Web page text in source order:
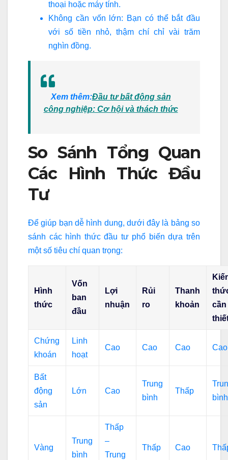
thoại hoặc máy tính.
Không cần vốn lớn: Bạn có thể bắt đầu
với số tiền nhỏ, thậm chí chỉ vài trăm
nghìn đồng.
Xem thêm:Đầu tư bất động sản
công nghiệp: Cơ hội và thách thức
So Sánh Tổng Quan
Các Hình Thức Đầu
Tư
Để giúp bạn dễ hình dung, dưới đây là bảng so
sánh các hình thức đầu tư phổ biến dựa trên
một số tiêu chí quan trọng:
Hình
thức
Vốn
ban
đầu
Lợi
nhuận
Rủi
ro
Thanh
khoản
cần
Chứng
khoán
Linh
hoạt
Cao Cao Cao Cao
Bất
động
sản
Lớn Cao
Trung
bình
Thấp
bình
Vàng
Trung
bình
Thấp
–
Trung
Thấp Cao